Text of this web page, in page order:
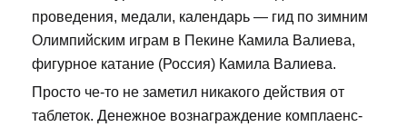
проведения, медали, календарь — гид по зимним
Олимпийским играм в Пекине Камила Валиева,
фигурное катание (Россия) Камила Валиева.
Просто че-то не заметил никакого действия от
таблеток. Денежное вознаграждение комплаенс-